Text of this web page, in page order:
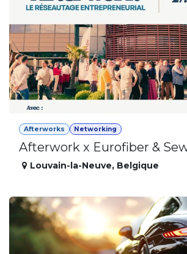
Afterworks Networking
Afterwork x Eurofiber &
Louvain-la-Neuve, Belgique